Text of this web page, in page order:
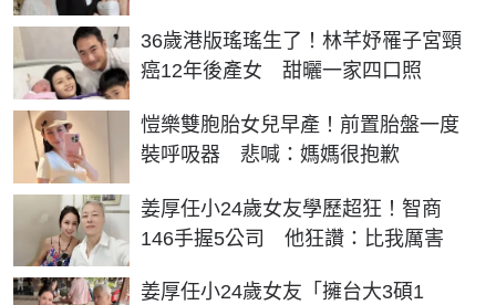
36歲港版瑤瑤生了！林芊妤罹子宮頸
癌12年後產女 甜曬一家四口照
愷樂雙胞胎女兒早產！前置胎盤一度
裝呼吸器 悲喊：媽媽很抱歉
姜厚任小24歲女友學歷超狂！智商
146手握5公司 他狂讚：比我厲害
姜厚任小24歲女友「擁台大3碩1